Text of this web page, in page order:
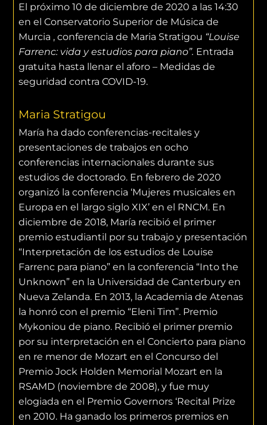
El próximo 10 de diciembre de 2020 a las 14:30
en el Conservatorio Superior de Música de
Murcia , conferencia de Maria Stratigou “Louise
Farrenc: vida y estudios para piano”. Entrada
gratuita hasta llenar el aforo – Medidas de
seguridad contra COVID-19.
Maria Stratigou
María ha dado conferencias-recitales y
presentaciones de trabajos en ocho
conferencias internacionales durante sus
estudios de doctorado. En febrero de 2020
organizó la conferencia ‘Mujeres musicales en
Europa en el largo siglo XIX’ en el RNCM. En
diciembre de 2018, María recibió el primer
premio estudiantil por su trabajo y presentación
“Interpretación de los estudios de Louise
Farrenc para piano” en la conferencia “Into the
Unknown” en la Universidad de Canterbury en
Nueva Zelanda. En 2013, la Academia de Atenas
la honró con el premio “Eleni Tim”. Premio
Mykoniou de piano. Recibió el primer premio
por su interpretación en el Concierto para piano
en re menor de Mozart en el Concurso del
Premio Jock Holden Memorial Mozart en la
RSAMD (noviembre de 2008), y fue muy
elogiada en el Premio Governors ‘Recital Prize
en 2010. Ha ganado los primeros premios en